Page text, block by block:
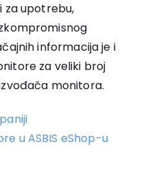
za upotrebu,
informacija je i
za veliki broj
monitora.
u ASBIS eShop-u